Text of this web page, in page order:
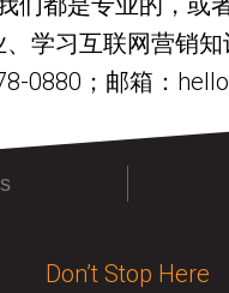
、学习互联网营销
0880；邮箱：
Don’t Stop Here